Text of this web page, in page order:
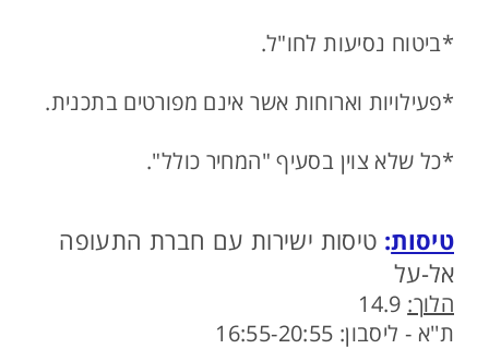
*ביטוח נסיעות לחו"ל.
*פעילויות וארוחות אשר אינם מפורטים בתכנית.
*כל שלא צוין בסעיף "המחיר כולל".
טיסות: טיסות ישירות עם חברת התעופה
אל-על
הלוך:
ת''א - ליסבון: 16:55-20:55